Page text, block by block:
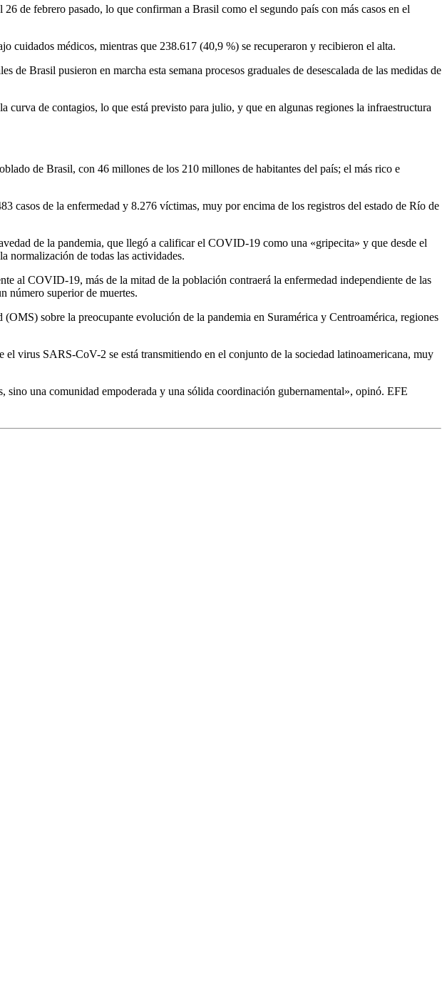
de febrero pasado, lo que confirman a Brasil como el segundo país con más casos en el
cuidados médicos, mientras que 238.617 (40,9 %) se recuperaron y recibieron el alta.
Brasil pusieron en marcha esta semana procesos graduales de desescalada de las medidas de
de contagios, lo que está previsto para julio, y que en algunas regiones la infraestructura
de Brasil, con 46 millones de los 210 millones de habitantes del país; el más rico e
casos de la enfermedad y 8.276 víctimas, muy por encima de los registros del estado de Río de
de la pandemia, que llegó a calificar el COVID-19 como una «gripecita» y que desde el
normalización de todas las actividades.
al COVID-19, más de la mitad de la población contraerá la enfermedad independiente de las
número superior de muertes.
sobre la preocupante evolución de la pandemia en Suramérica y Centroamérica, regiones
virus SARS-CoV-2 se está transmitiendo en el conjunto de la sociedad latinoamericana, muy
una comunidad empoderada y una sólida coordinación gubernamental», opinó. EFE